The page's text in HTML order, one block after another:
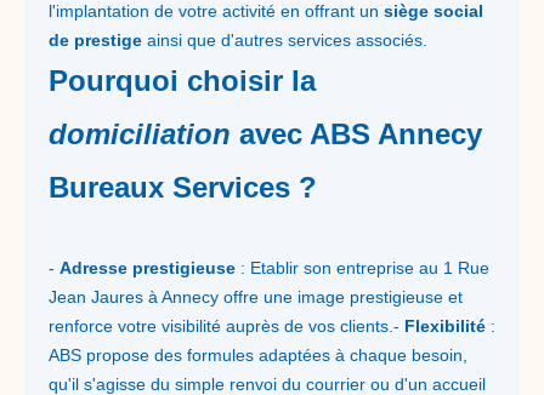
l'implantation de votre activité en offrant un siège social
de prestige ainsi que d'autres services associés.
Pourquoi choisir la
domiciliation avec ABS Annecy
Bureaux Services ?
- Adresse prestigieuse : Etablir son entreprise au 1 Rue
Jean Jaures à Annecy offre une image prestigieuse et
renforce votre visibilité auprès de vos clients.- Flexibilité :
ABS propose des formules adaptées à chaque besoin,
qu'il s'agisse du simple renvoi du courrier ou d'un accueil